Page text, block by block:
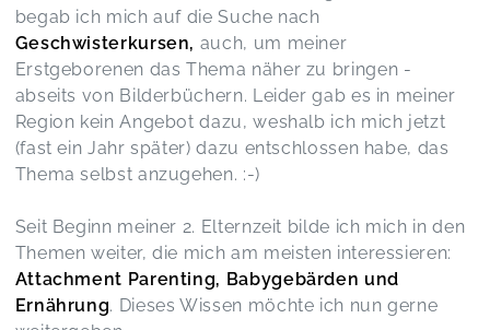
begab ich mich auf die Suche nach
Geschwisterkursen, auch, um meiner
Erstgeborenen das Thema näher zu bringen -
abseits von Bilderbüchern. Leider gab es in meiner
Region kein Angebot dazu, weshalb ich mich jetzt
(fast ein Jahr später) dazu entschlossen habe, das
Thema selbst anzugehen. :-)
Seit Beginn meiner 2. Elternzeit bilde ich mich in den
Themen weiter, die mich am meisten interessieren:
Attachment Parenting, Babygebärden und
Ernährung. Dieses Wissen möchte ich nun gerne